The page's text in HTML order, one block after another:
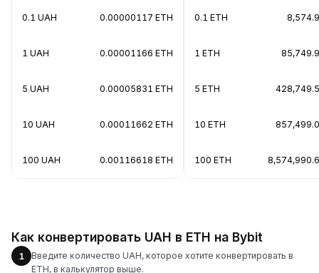
0.1 UAH 0.00000117 ETH
1 UAH 0.00001166 ETH
5 UAH 0.00005831 ETH
10 UAH 0.00011662 ETH
100 UAH 0.00116618 ETH
0.1 ETH
1 ETH
5 ETH
10 ETH
100 ETH
Как конвертировать UAH в ETH на Bybit
1
Введите количество UAH, которое хотите конвертировать в
ETH, в калькулятор выше.